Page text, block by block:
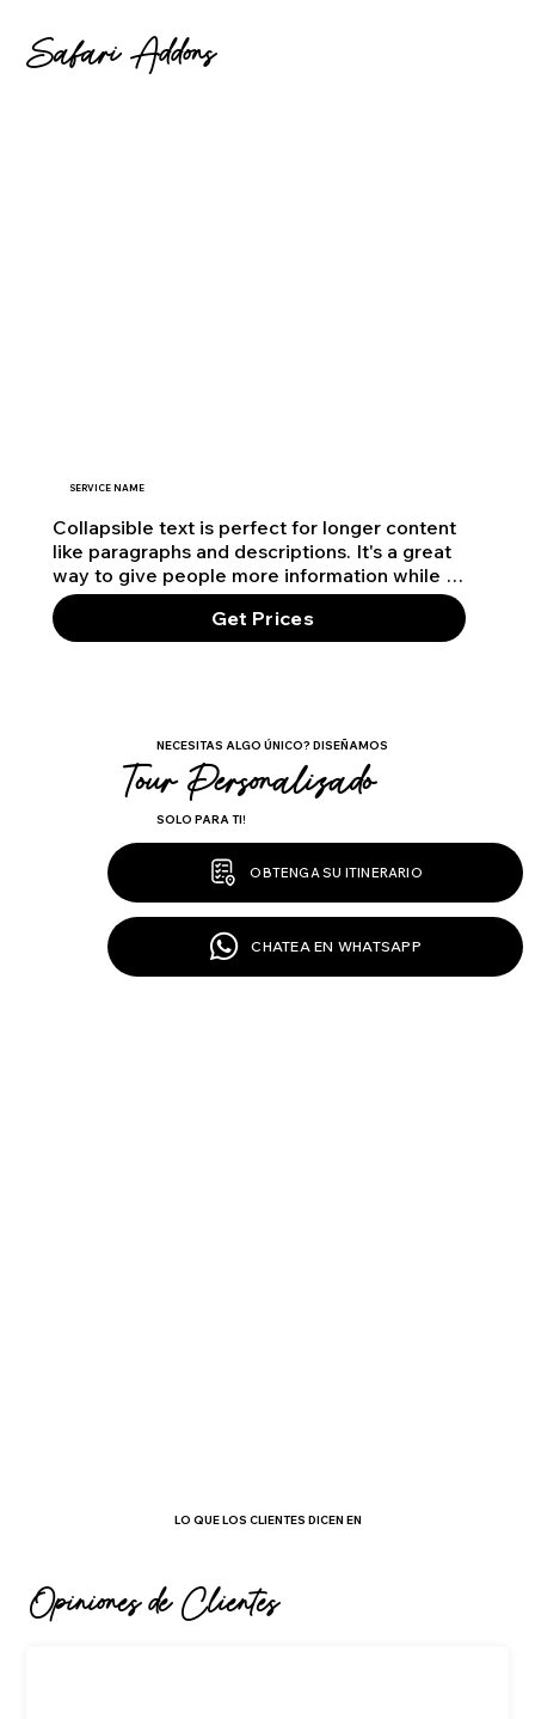
Safari Addons
SERVICE NAME
Collapsible text is perfect for longer content
like paragraphs and descriptions. It's a great
way to give people more information while
keeping your layout clean. Link your text to
anything, including an external website or a
different page. You can set your text box to
Get Prices
NECESITAS ALGO ÚNICO? DISEÑAMOS
Tour Personalizado
SOLO PARA TI!
OBTENGA SU ITINERARIO
CHATEA EN WHATSAPP
LO QUE LOS CLIENTES DICEN EN
Opiniones de Clientes